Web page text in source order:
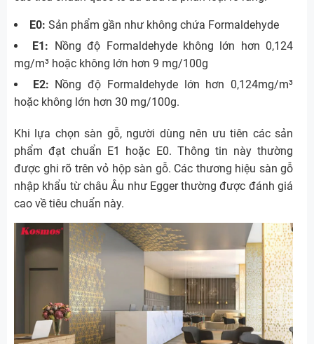
E0: Sản phẩm gần như không chứa Formaldehyde
E1: Nồng độ Formaldehyde không lớn hơn 0,124
mg/m³ hoặc không lớn hơn 9 mg/100g
E2: Nồng độ Formaldehyde lớn hơn 0,124mg/m³
hoặc không lớn hơn 30 mg/100g.
Khi lựa chọn sàn gỗ, người dùng nên ưu tiên các sản
phẩm đạt chuẩn E1 hoặc E0. Thông tin này thường
được ghi rõ trên vỏ hộp sàn gỗ. Các thương hiệu sàn gỗ
nhập khẩu từ châu Âu như Egger thường được đánh giá
cao về tiêu chuẩn này.